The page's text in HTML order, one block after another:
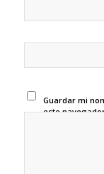
Guardar mi
este